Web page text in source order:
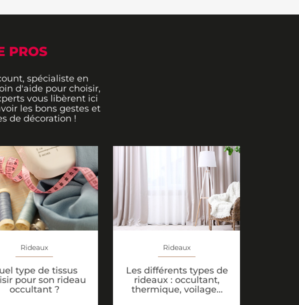
PROS
spécialiste en
d'aide pour choisir,
vous libèrent ici
les bons gestes et
de décoration !
Rideaux
type de tissus
pour son rideau
occultant ?
Rideaux
Les différents types de
rideaux : occultant,
thermique, voilage…